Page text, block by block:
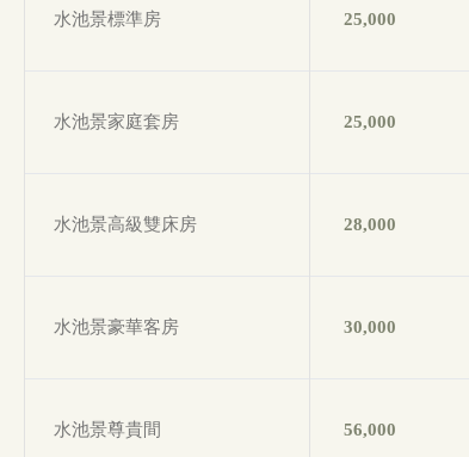
水池景標準房 25,000
水池景家庭套房 25,000
水池景高級雙床房 28,000
水池景豪華客房 30,000
水池景尊貴間 56,000